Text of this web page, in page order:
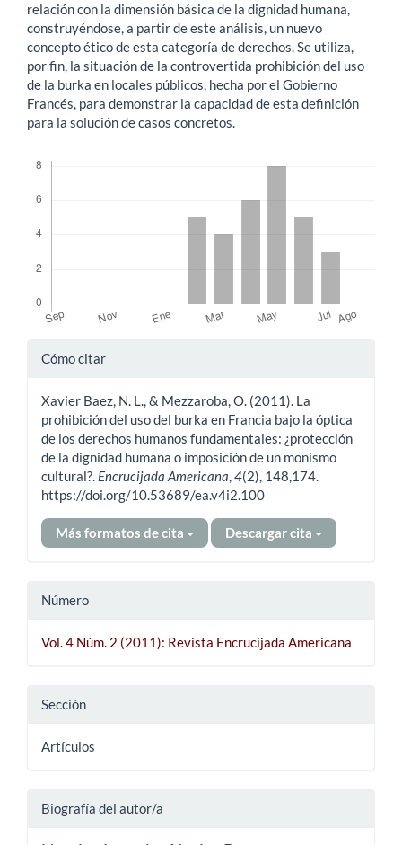
relación con la dimensión básica de la dignidad humana,
construyéndose, a partir de este análisis, un nuevo
concepto ético de esta categoría de derechos. Se utiliza,
por fin, la situación de la controvertida prohibición del uso
de la burka en locales públicos, hecha por el Gobierno
Francés, para demonstrar la capacidad de esta definición
para la solución de casos concretos.
Detalles
artículo
Cómo citar
Xavier Baez, N. L., & Mezzaroba, O. (2011). La
prohibición del uso del burka en Francia bajo la óptica
de los derechos humanos fundamentales: ¿protección
de la dignidad humana o imposición de un monismo
cultural?. Encrucijada Americana,4(2), 148,174.
https://doi.org/10.53689/ea.v4i2.100
Más formatos de cita Descargar cita
Número
Vol. 4 Núm. 2 (2011): Revista Encrucijada Americana
Sección
Artículos
Biografía del autor/a